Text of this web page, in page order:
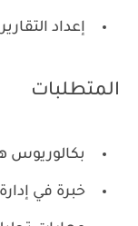
إعداد
المتطلبات
بكالوريوس
خبرة في